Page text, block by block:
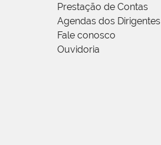
Prestação de Contas
Agendas dos Dirigentes
Fale conosco
Ouvidoria